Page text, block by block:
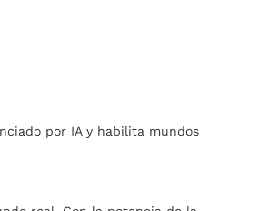
por IA y habilita mundos